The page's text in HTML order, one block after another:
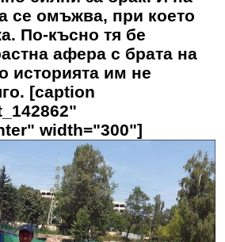
се омъжва, при което
По-късно тя бе
афера с брата на
историята им не
[caption
width="300"]